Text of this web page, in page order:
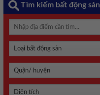
Tìm kiếm bất động sản